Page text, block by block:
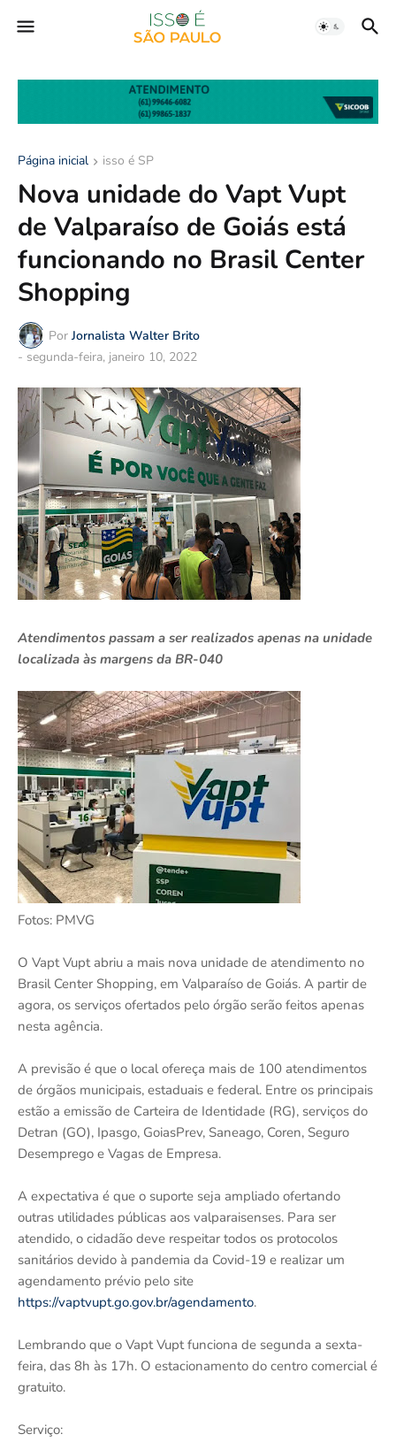
Página inicial isso é SP
Nova unidade do Vapt Vupt
de Valparaíso de Goiás está
funcionando no Brasil Center
Shopping
Por Jornalista Walter Brito
- segunda-feira, janeiro 10, 2022
Atendimentos passam a ser realizados apenas na unidade
localizada às margens da BR-040
Fotos: PMVG
O Vapt Vupt abriu a mais nova unidade de atendimento no
Brasil Center Shopping, em Valparaíso de Goiás. A partir de
agora, os serviços ofertados pelo órgão serão feitos apenas
nesta agência.
A previsão é que o local ofereça mais de 100 atendimentos
de órgãos municipais, estaduais e federal. Entre os principais
estão a emissão de Carteira de Identidade (RG), serviços do
Detran (GO), Ipasgo, GoiasPrev, Saneago, Coren, Seguro
Desemprego e Vagas de Empresa.
A expectativa é que o suporte seja ampliado ofertando
outras utilidades públicas aos valparaisenses. Para ser
atendido, o cidadão deve respeitar todos os protocolos
sanitários devido à pandemia da Covid-19 e realizar um
agendamento prévio pelo site
https://vaptvupt.go.gov.br/agendamento.
Lembrando que o Vapt Vupt funciona de segunda a sexta-
feira, das 8h às 17h. O estacionamento do centro comercial é
gratuito.
Serviço: